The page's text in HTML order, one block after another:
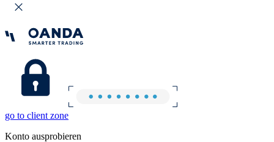
go to client zone
Konto ausprobieren